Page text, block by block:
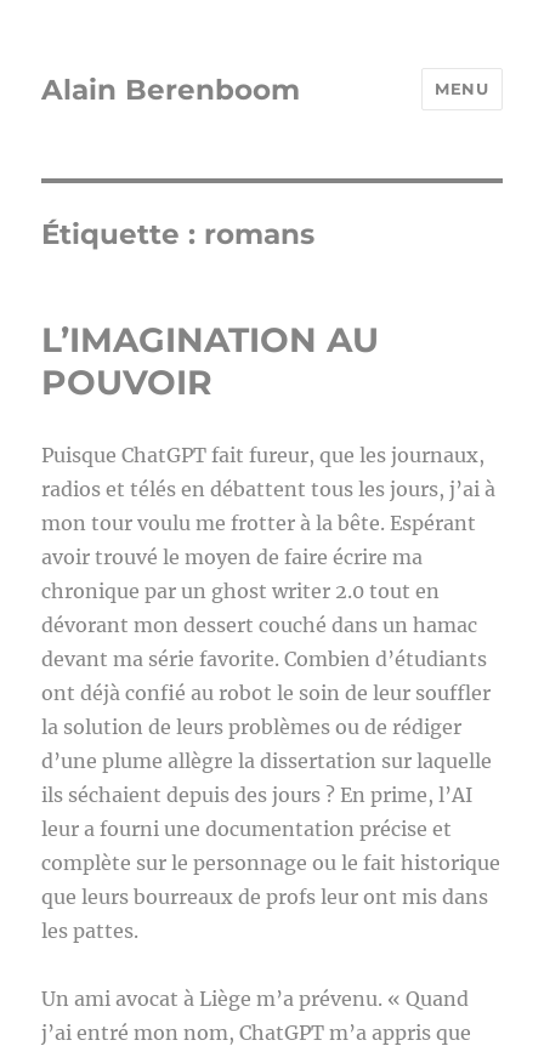
Alain Berenboom MENU
Étiquette : romans
L’IMAGINATION AU
POUVOIR
Puisque ChatGPT fait fureur, que les journaux,
radios et télés en débattent tous les jours, j’ai à
mon tour voulu me frotter à la bête. Espérant
avoir trouvé le moyen de faire écrire ma
chronique par un ghost writer 2.0 tout en
dévorant mon dessert couché dans un hamac
devant ma série favorite. Combien d’étudiants
ont déjà confié au robot le soin de leur souffler
la solution de leurs problèmes ou de rédiger
d’une plume allègre la dissertation sur laquelle
ils séchaient depuis des jours ? En prime, l’AI
leur a fourni une documentation précise et
complète sur le personnage ou le fait historique
que leurs bourreaux de profs leur ont mis dans
les pattes.
Un ami avocat à Liège m’a prévenu. « Quand
j’ai entré mon nom, ChatGPT m’a appris que